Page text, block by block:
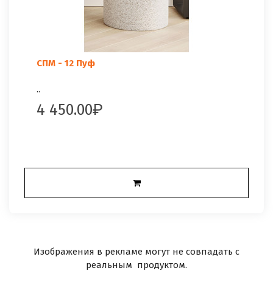
СПМ - 12 Пуф
..
4 450.00
Изображения в рекламе могут не совпадать с
реальным продуктом.